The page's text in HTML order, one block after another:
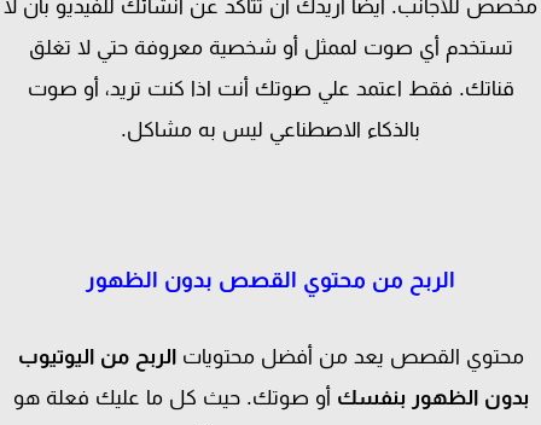
للأجانب. أيضا أريدك أن تتأكد عن انشائك للفيديو بأن لا
تستخدم أي صوت لممثل أو شخصية معروفة حتي لا تغلق
قناتك. فقط اعتمد علي صوتك أنت اذا كنت تريد، أو صوت
بالذكاء الاصطناعي ليس به مشاكل.
الربح من محتوي القصص بدون الظهور
القصص يعد من أفضل محتوياتالربح من اليوتيوب
الظهور بنفسكأو صوتك. حيث كل ما عليك فعلة هو